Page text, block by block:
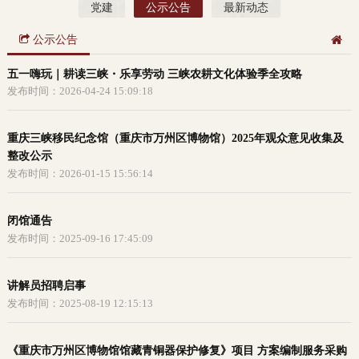
党建 公示公告 最新动态
公示公告
五一嗨玩｜耕读三峡・乐享劳动 三峡农耕文化体验季全攻略
发布时间：2026-04-24 15:09:18
重庆三峡移民纪念馆（重庆市万州区博物馆）2025年观众意见收集及
整改公示
发布时间：2026-01-15 15:56:14
闭馆通告
发布时间：2025-09-16 17:45:09
讲解员招聘启事
发布时间：2025-08-19 12:15:13
《重庆市万州区博物馆馆藏青铜器保护修复》项目 方案编制服务采购